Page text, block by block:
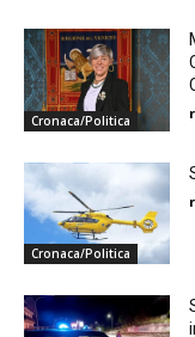
Cronaca/Politica
Cronaca/Politica